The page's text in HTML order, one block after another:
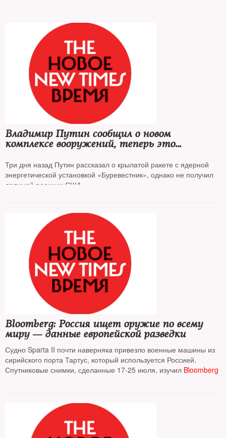
Владимир Путин сообщил о новом
комплексе вооружений, теперь это
«Посейдон», оснащенный ядерной
энергетической установкой
Три дня назад Путин рассказал о крылатой ракете с ядерной
энергетической установкой «Буревестник», однако не получил
должной реакции США
Bloomberg: Россия ищет оружие по всему
миру — данные европейской разведки
Судно Sparta II почти наверняка привезло военные машины из
сирийского порта Тартус, который используется Россией.
Спутниковые снимки, сделанные 17-25 июля, изучил Bloomberg